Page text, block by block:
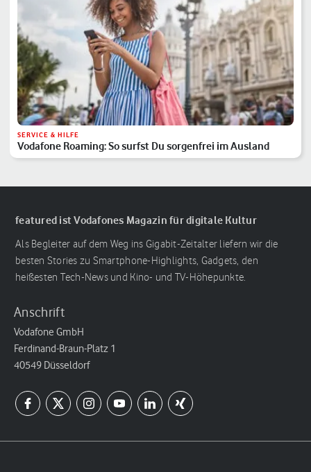
SERVICE & HILFE
Vodafone Roaming: So surfst Du sorgenfrei im Ausland
featured ist Vodafones Magazin für digitale Kultur
Als Begleiter auf dem Weg ins Gigabit-Zeitalter liefern wir die
besten Stories zu Smartphone-Highlights, Gadgets, den
heißesten Tech-News und Kino- und TV-Höhepunkte.
Anschrift
Vodafone GmbH
Ferdinand-Braun-Platz 1
40549 Düsseldorf